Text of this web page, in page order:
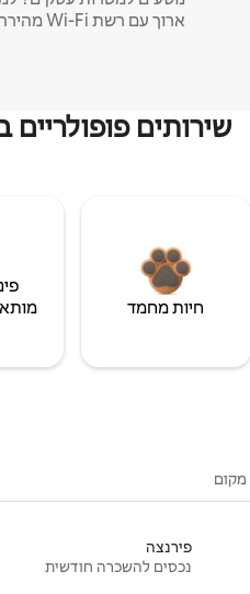
ארוך עם רשת Wi-Fi מהירה וחללי עבודה ייעודיים.
שירותים
חיות מחמד
מקום
פירנצה
נכסים להשכרה חודשית